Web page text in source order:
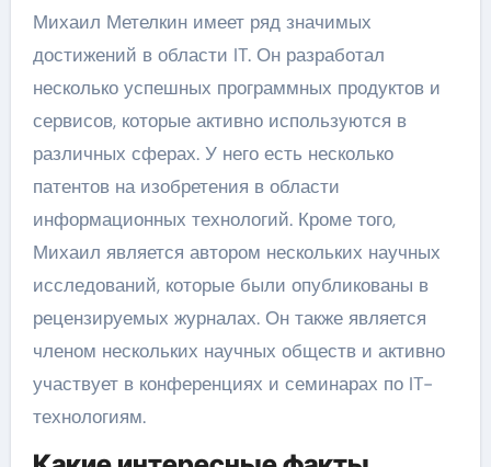
Михаил Метелкин имеет ряд значимых
достижений в области IT. Он разработал
несколько успешных программных продуктов и
сервисов, которые активно используются в
различных сферах. У него есть несколько
патентов на изобретения в области
информационных технологий. Кроме того,
Михаил является автором нескольких научных
исследований, которые были опубликованы в
рецензируемых журналах. Он также является
членом нескольких научных обществ и активно
участвует в конференциях и семинарах по IT-
технологиям.